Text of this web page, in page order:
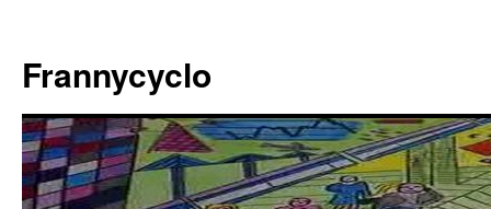
contenu
Frannycyclo